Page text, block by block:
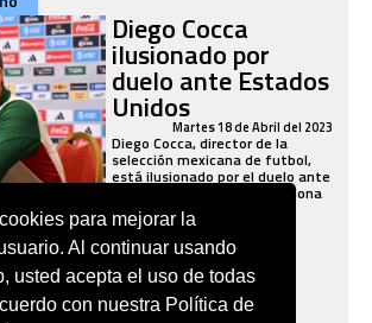
para mejorar la
Al continuar usando
usted acepta el uso de todas
con nuestra Política de
Diego Cocca
ilusionado por
duelo ante Estados
UnidosMartes 18 de Abril del 2023
Diego Cocca, director de la
selección mexicana de futbol,
está ilusionado por el duelo ante
Estados Unidos, pues menciona
que veremos a un equipo
comprometido.
¿Cómo quedó el